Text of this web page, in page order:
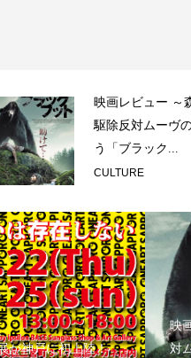
映画レビュー ～
駆除反対ムーヴ
う「ブラック...
CULTURE
が神戸に初上陸！
映
対